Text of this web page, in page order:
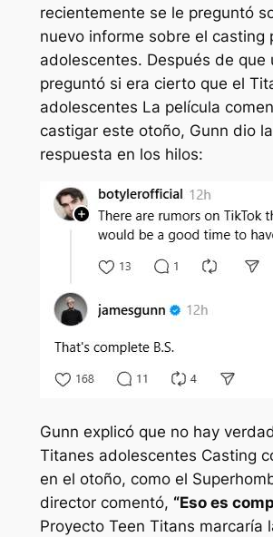
recientemente se le preguntó
nuevo informe sobre el casting
adolescentes. Después de que
preguntó si era cierto que el
adolescentes La película
castigar este otoño, Gunn dio
respuesta en los hilos:
Gunn explicó que no hay
Titanes adolescentes Casting
en el otoño, como el
director comentó, “Eso es
Proyecto Teen Titans marcaría